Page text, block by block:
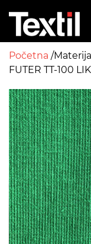
Početna
FUTER TT-100